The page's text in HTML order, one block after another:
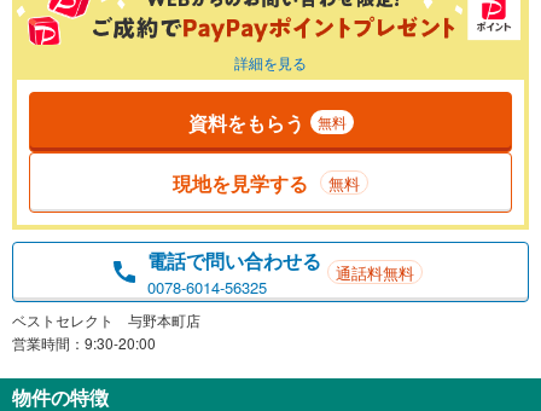
詳細を見る
資料をもらう 無料
現地を見学する 無料
電話で問い合わせる
0078-6014-56325
通話料無料
ベストセレクト 与野本町店
営業時間：9:30-20:00
物件の特徴